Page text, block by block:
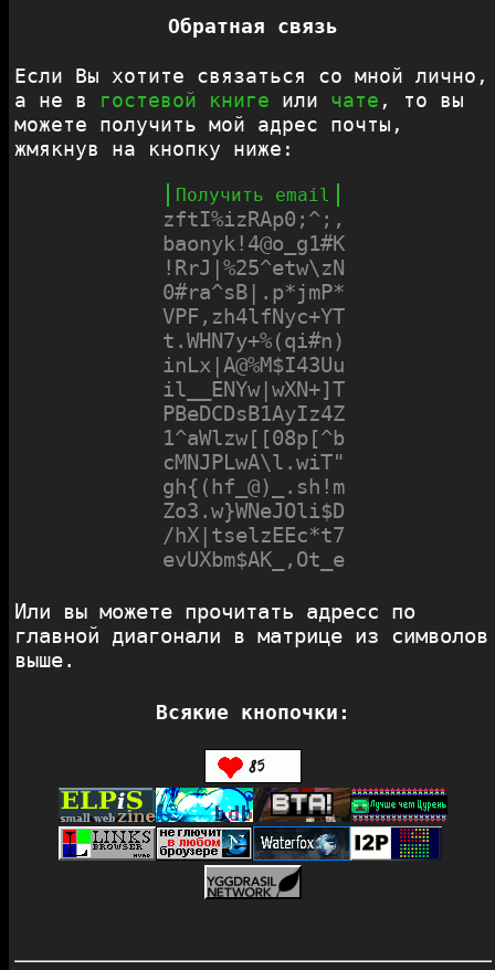
Обратная связь
Если Вы хотите связаться со мной лично,
а не в гостевой книге или чате , то вы
можете получить мой адрес почты,
жмякнув на кнопку ниже:
zftI%izRAp0;^;,
baonyk!4@o_g1#K
!RrJ|%25^etw\zN
0#ra^sB|.p*jmP*
VPF,zh4lfNyc+YT
t.WHN7y+%(qi#n)
inLx|A@%M$I43Uu
il__ENYw|wXN+]T
PBeDCDsB1AyIz4Z
1^aWlzw[[08p[^b
cMNJPLwA\l.wiT"
gh{(hf_@)_.sh!m
Zo3.w}WNeJOli$D
/hX|tselzEEc*t7
evUXbm$AK_,Ot_e
Или вы можете прочитать адресс по
главной диагонали в матрице из символов
выше.
Всякие кнопочки: